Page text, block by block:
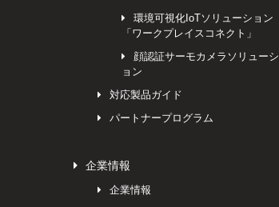
環境可視化IoTソリューション
「ワークプレイスコネクト」
顔認証サーモカメラソリューシ
ョン
対応製品ガイド
パートナープログラム
企業情報
企業情報